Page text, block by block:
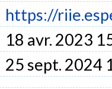
https://
18 avr. 2023
25 sept. 2024